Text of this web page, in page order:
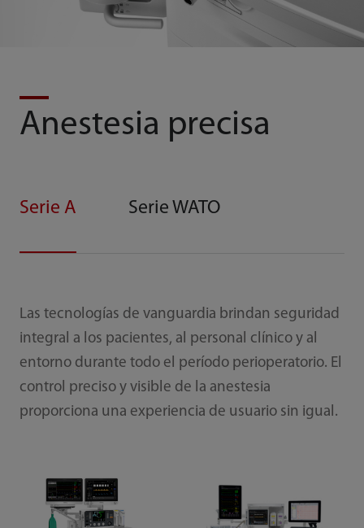
Anestesia precisa
Serie A Serie WATO
Las tecnologías de vanguardia brindan seguridad
integral a los pacientes, al personal clínico y al
entorno durante todo el período perioperatorio. El
control preciso y visible de la anestesia
proporciona una experiencia de usuario sin igual.